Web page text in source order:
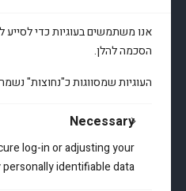
אנו משתמשים בעוגיות כדי לסייע
הסכמה להלן.
העוגיות שמסווגות כ"נחוצות"
Necessary
log-in or adjusting your
identifiable data.